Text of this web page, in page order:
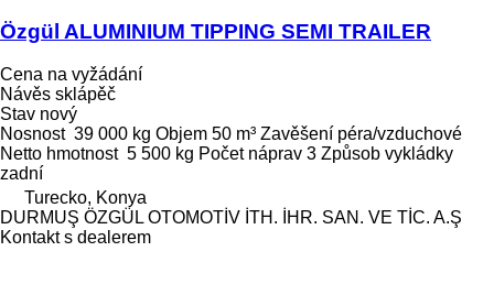
Özgül ALUMINIUM TIPPING SEMI TRAILER
Cena na vyžádání
Návěs sklápěč
Stav nový
Nosnost 39 000 kg Objem 50 m³ Zavěšení péra/vzduchové
Netto hmotnost 5 500 kg Počet náprav 3 Způsob vykládky
zadní
Turecko, Konya
DURMUŞ ÖZGÜL OTOMOTİV İTH. İHR. SAN. VE TİC. A.Ş
Kontakt s dealerem